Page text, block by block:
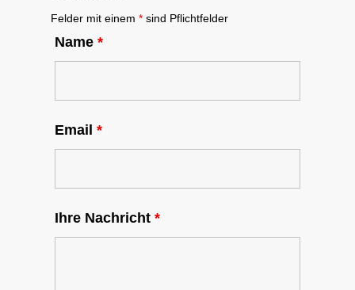
Felder mit einem* sind Pflichtfelder
Name*
Email*
Ihre Nachricht*